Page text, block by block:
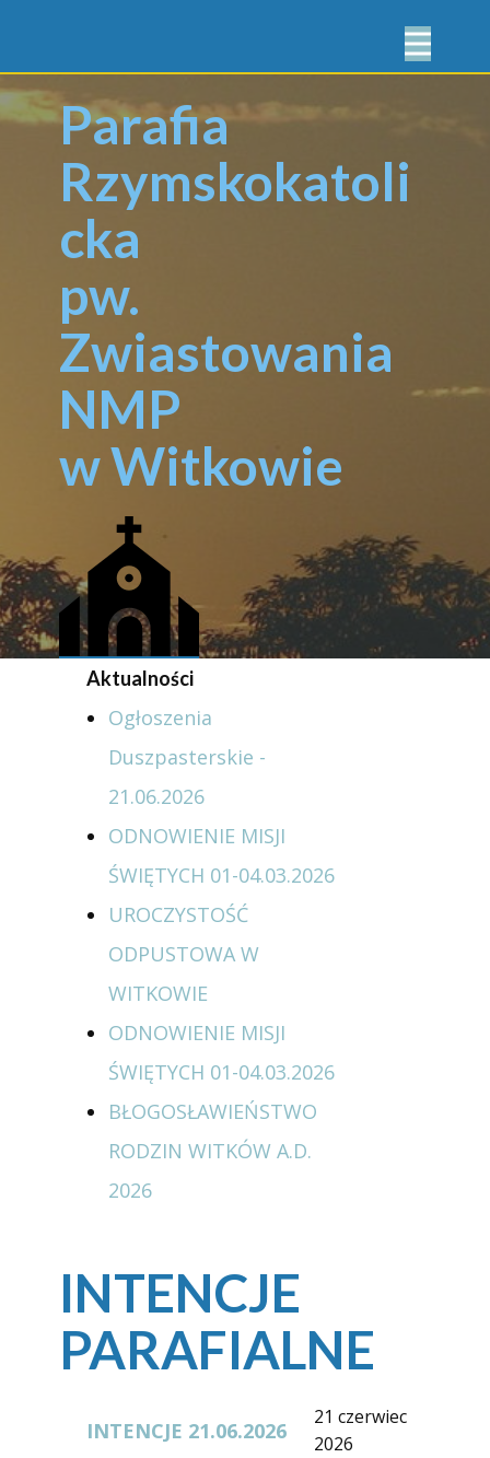
Parafia
Rzymskokatoli
cka
pw.
Zwiastowania
NMP
w Witkowie
Aktualności
Ogłoszenia
Duszpasterskie -
21.06.2026
ODNOWIENIE MISJI
ŚWIĘTYCH 01-04.03.2026
UROCZYSTOŚĆ
ODPUSTOWA W
WITKOWIE
ODNOWIENIE MISJI
ŚWIĘTYCH 01-04.03.2026
BŁOGOSŁAWIEŃSTWO
RODZIN WITKÓW A.D.
2026
INTENCJE
PARAFIALNE
INTENCJE 21.06.2026
21 czerwiec
2026